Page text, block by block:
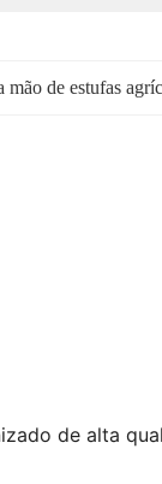
mão de estufas
de alta